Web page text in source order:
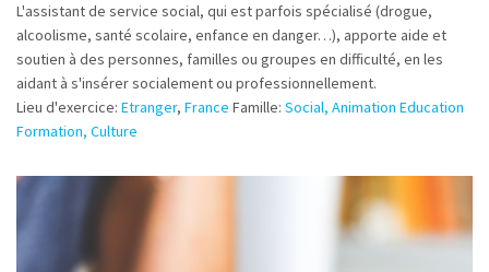
L'assistant de service social, qui est parfois spécialisé (drogue,
alcoolisme, santé scolaire, enfance en danger…), apporte aide et
soutien à des personnes, familles ou groupes en difficulté, en les
aidant à s'insérer socialement ou professionnellement.
Lieu d'exercice: Etranger, France Famille: Social, Animation Education
Formation, Culture